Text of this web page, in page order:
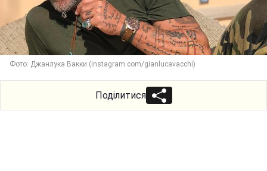
Фото: Джанлука Вакки (instagram.com/gianlucavacchi)
Поділитися